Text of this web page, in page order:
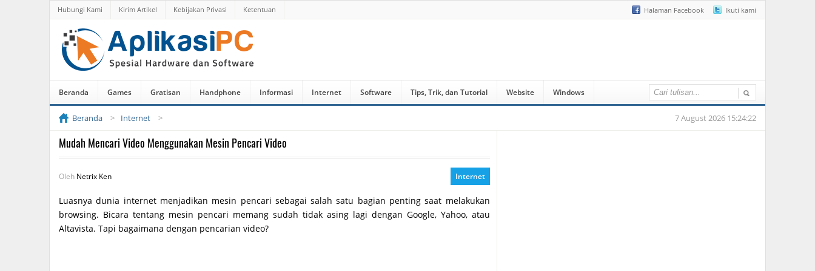
Halaman Facebook Ikuti kami
Hubungi Kami Kirim Artikel Kebijakan Privasi Ketentuan
Beranda Games Gratisan Handphone Informasi Internet Software Tips, Trik, dan Tutorial Website Windows
Beranda Internet 7 August 2026 15:24:22
Mudah Mencari Video Menggunakan Mesin Pencari Video
Oleh Netrix Ken Internet
Luasnya dunia internet menjadikan mesin pencari sebagai salah satu bagian penting saat melakukan
browsing. Bicara tentang mesin pencari memang sudah tidak asing lagi dengan Google, Yahoo, atau
Altavista. Tapi bagaimana dengan pencarian video?